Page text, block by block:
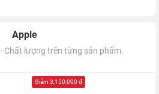
Apple
Chất lượng trên từng sản phẩm.
Giảm 3,150,000 đ